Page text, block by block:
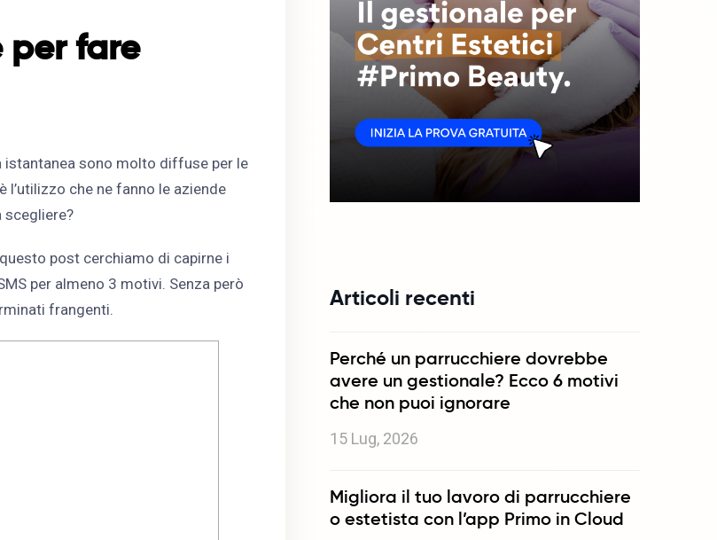
per fare
istantanea sono molto diffuse per le
che ne fanno le aziende
scegliere?
post cerchiamo di capirne i
per almeno 3 motivi. Senza però
frangenti.
Articoli recenti
Perché un parrucchiere dovrebbe
avere un gestionale? Ecco 6 motivi
che non puoi ignorare
15 Lug, 2026
Migliora il tuo lavoro di parrucchiere
o estetista con l’app Primo in Cloud